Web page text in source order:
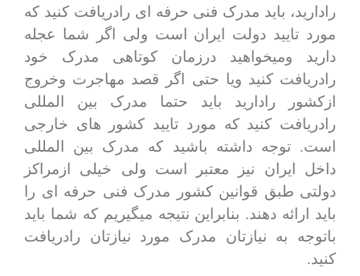
رادارید، باید مدرک فنی حرفه ای رادریافت کنید که
مورد تایید دولت ایران است ولی اگر شما عجله
دارید ومیخواهید درزمان کوتاهی مدرک خود
رادریافت کنید ویا حتی اگر قصد مهاجرت وخروج
ازکشور رادارید باید حتما مدرک بین المللی
رادریافت کنید که مورد تایید کشور های خارجی
است. توجه داشته باشید که مدرک بین المللی
داخل ایران نیز معتبر است ولی خیلی ازمراکز
دولتی طبق قوانین کشور مدرک فنی حرفه ای را
باید ارائه دهند. بنابراین نتیجه میگیریم که شما باید
باتوجه به نیازتان مدرک مورد نیازتان رادریافت
کنید.